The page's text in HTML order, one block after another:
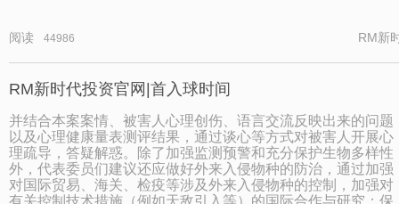
阅读 44986 RM新
RM新时代投资官网|首入球时间
并结合本案案情、被害人心理创伤、语言交流反映出来的问题
以及心理健康量表测评结果，通过谈心等方式对被害人开展心
理疏导，答疑解惑。除了加强监测预警和充分保护生物多样性
外，代表委员们建议还应做好外来入侵物种的防治，通过加强
对国际贸易、海关、检疫等涉及外来入侵物种的控制，加强对
有关控制技术措施（例如天敌引入等）的国际合作与研究；保